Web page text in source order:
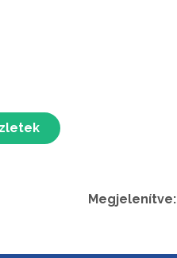
Megjelenítve: